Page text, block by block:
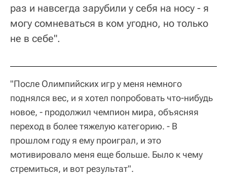
раз и навсегда зарубили у себя на носу - я
могу сомневаться в ком угодно, но только
не в себе".
"После Олимпийских игр у меня немного
поднялся вес, и я хотел попробовать что-нибудь
новое, - продолжил чемпион мира, объясняя
переход в более тяжелую категорию. - В
прошлом году я ему проиграл, и это
мотивировало меня еще больше. Было к чему
стремиться, и вот результат".